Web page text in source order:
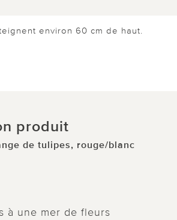
environ 60 cm de haut.
produit
de tulipes, rouge/blanc
à une mer de fleurs